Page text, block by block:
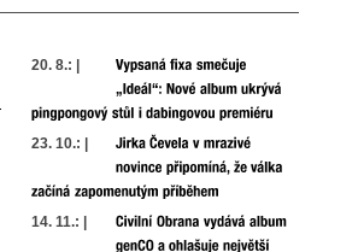
20. 8.: |
23. 10.: |
14. 11.: |